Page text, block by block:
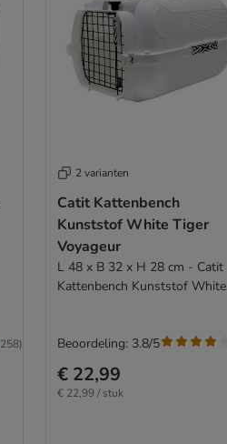
258)
2 varianten
Catit Kattenbench
Kunststof White Tiger
Voyageur
L 48 x B 32 x H 28 cm - Catit
Kattenbench Kunststof White
€ 22,99
€ 22,99 / stuk
Beoordeling: 3.8/5